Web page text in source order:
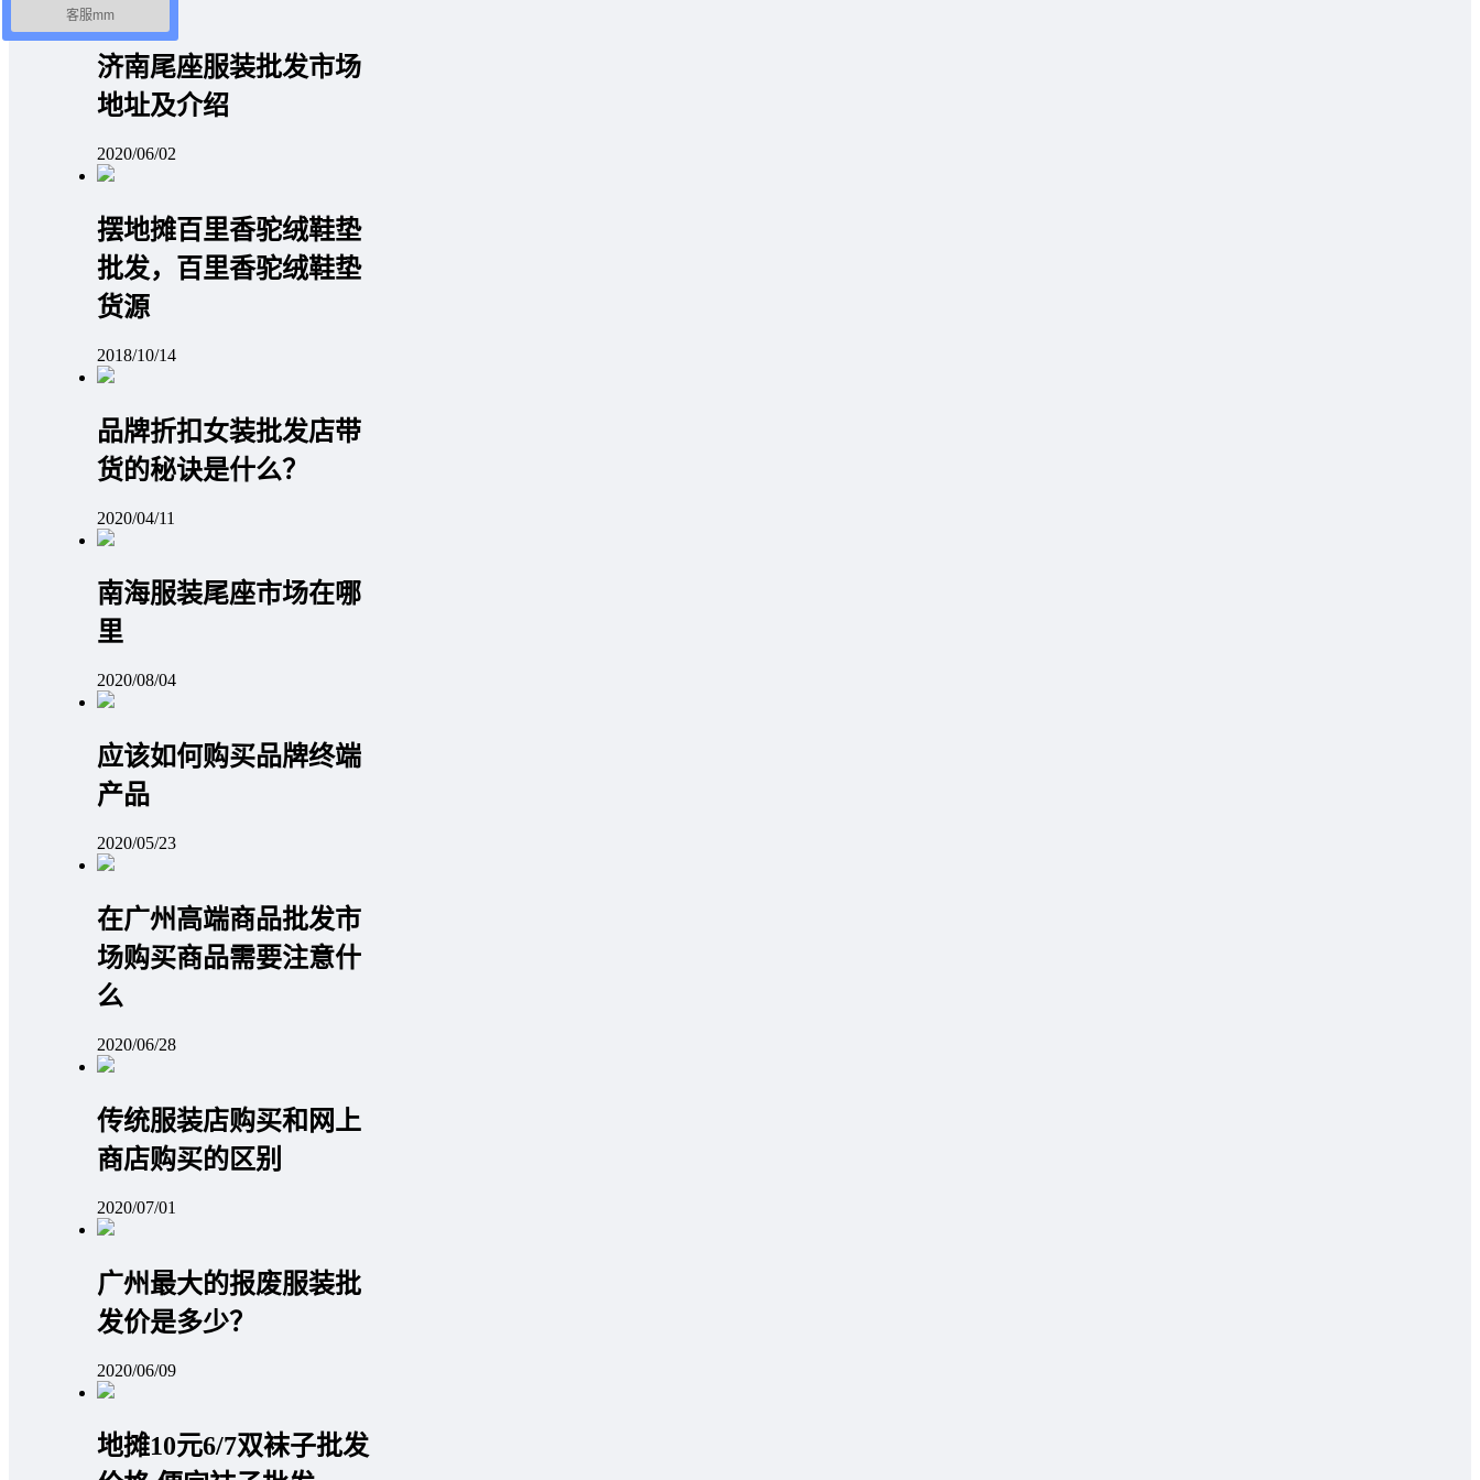
济南尾座服装批发市场
地址及介绍
2020/06/02
摆地摊百里香驼绒鞋垫
批发，百里香驼绒鞋垫
货源
2018/10/14
品牌折扣女装批发店带
货的秘诀是什么？
2020/04/11
南海服装尾座市场在哪
里
2020/08/04
应该如何购买品牌终端
产品
2020/05/23
在广州高端商品批发市
场购买商品需要注意什
么
2020/06/28
传统服装店购买和网上
商店购买的区别
2020/07/01
广州最大的报废服装批
发价是多少？
2020/06/09
地摊10元6/7双袜子批发
客服mm